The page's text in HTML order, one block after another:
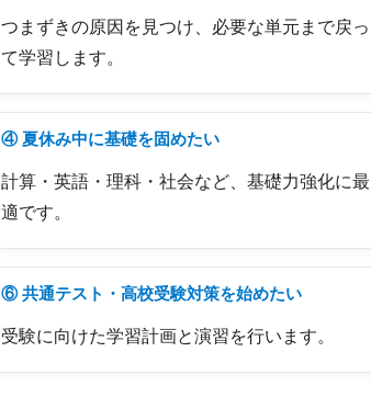
つまずきの原因を見つけ、必要な単元まで戻っ
て学習します。
④ 夏休み中に基礎を固めたい
計算・英語・理科・社会など、基礎力強化に最
適です。
⑥ 共通テスト・高校受験対策を始めたい
受験に向けた学習計画と演習を行います。